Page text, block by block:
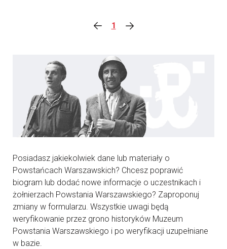
1
Posiadasz jakiekolwiek dane lub materiały o
Powstańcach Warszawskich? Chcesz poprawić
biogram lub dodać nowe informacje o uczestnikach i
żołnierzach Powstania Warszawskiego? Zaproponuj
zmiany w formularzu. Wszystkie uwagi będą
weryfikowanie przez grono historyków Muzeum
Powstania Warszawskiego i po weryfikacji uzupełniane
w bazie.